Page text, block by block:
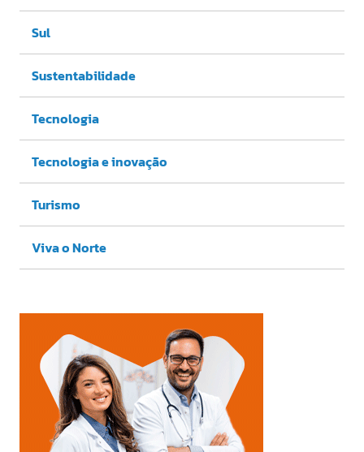
Sul
Sustentabilidade
Tecnologia
Tecnologia e inovação
Turismo
Viva o Norte